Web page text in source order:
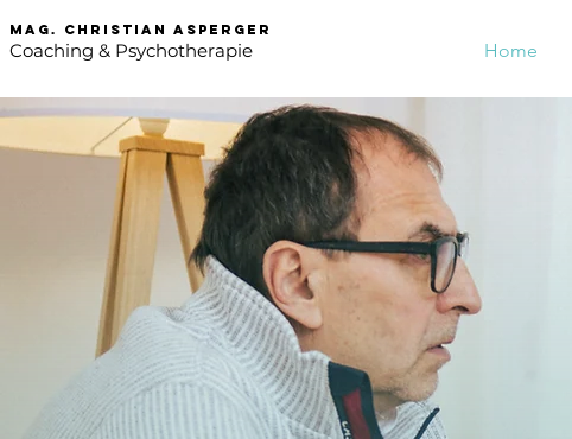
mag. Christian asperger
Coaching & Psychotherapie Home